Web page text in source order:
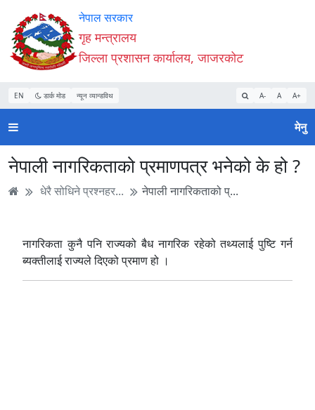
Accessibility
Mode
सुरु
गर्नुहोस्
सामाग्री
पढ्नुहाेस्
नेभिगेसन
पढ्नुहाेस्
वेबसाइट
खोजमा
जानुहोस्
नेपाल सरकार
गृह मन्त्रालय
जिल्ला प्रशासन कार्यालय, जाजरकोट
EN डार्क मोड न्यून व्यान्डविथ A- A A+
मेनु
नेपाली नागरिकताको प्रमाणपत्र भनेको के हो ?
धेरै सोधिने प्रश्नहर... नेपाली नागरिकताको प्...
नागरिकता कुनै पनि राज्यको बैध नागरिक रहेको तथ्यलाई पुष्टि गर्न
ब्यक्तीलाई राज्यले दिएको प्रमाण हो ।